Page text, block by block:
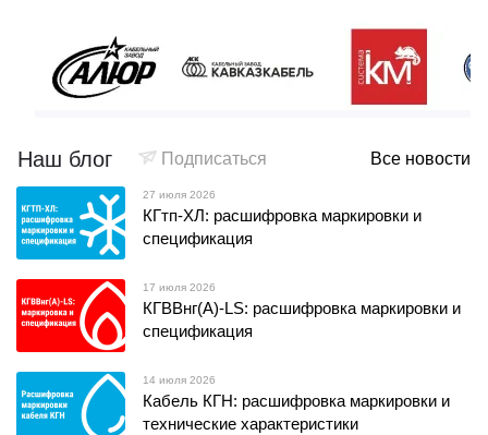
Наш блог Подписаться Все новости
27 июля 2026
КГтп-ХЛ: расшифровка маркировки и
спецификация
17 июля 2026
КГВВнг(А)-LS: расшифровка маркировки и
спецификация
14 июля 2026
Кабель КГН: расшифровка маркировки и
технические характеристики